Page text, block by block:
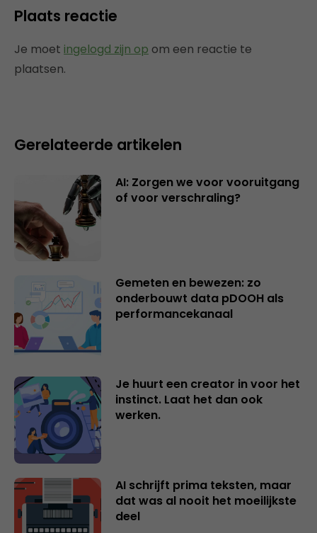
Plaats reactie
Je moet ingelogd zijn op om een reactie te
plaatsen.
Gerelateerde artikelen
AI: Zorgen we voor vooruitgang
of voor verschraling?
Gemeten en bewezen: zo
onderbouwt data pDOOH als
performancekanaal
Je huurt een creator in voor het
instinct. Laat het dan ook
werken.
AI schrijft prima teksten, maar
dat was al nooit het moeilijkste
deel